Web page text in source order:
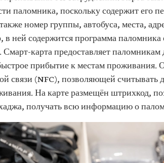
паломника, поскольку содержит его
номер группы, автобуса, места,
в ней содержится программа паломника
Смарт-карта предоставляет
прибытие к местам проживания.
связи (NFC), позволяющей
На карте размещён штрихкод,
получать всю информацию о